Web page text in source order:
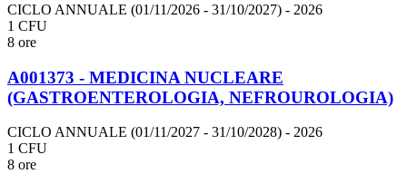
CICLO ANNUALE (01/11/2026 - 31/10/2027) - 2026
1 CFU
8 ore
A001373 - MEDICINA NUCLEARE
(GASTROENTEROLOGIA, NEFROUROLOGIA)
CICLO ANNUALE (01/11/2027 - 31/10/2028) - 2026
1 CFU
8 ore